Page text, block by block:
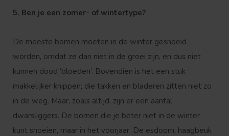
5. Ben je een zomer- of wintertype?
De meeste bomen moeten in de winter gesnoeid
worden, omdat ze dan niet in de groei zijn, en dus niet
kunnen dood ‘bloeden’. Bovendien is het een stuk
makkelijker knippen; die takken en bladeren zitten niet zo
in de weg. Maar, zoals altijd, zijn er een aantal
dwarsliggers. De bomen die je beter niet in de winter
kunt snoeien, maar in het voorjaar. De esdoorn, haagbeuk